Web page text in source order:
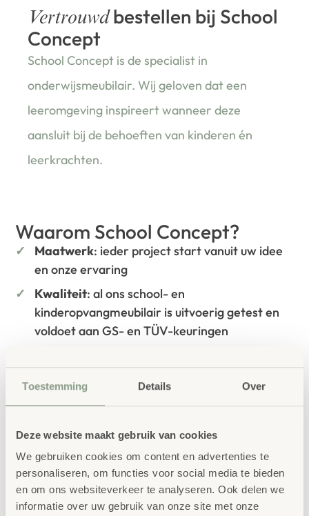
Toestemming Details Over
Deze website maakt gebruik van cookies
We gebruiken cookies om content en advertenties te
personaliseren, om functies voor social media te bieden
en om ons websiteverkeer te analyseren. Ook delen we
informatie over uw gebruik van onze site met onze
Vertrouwdbestellen bij School
Concept
School Concept is de specialist in
onderwijsmeubilair. Wij geloven dat een
leeromgeving inspireert wanneer deze
aansluit bij de behoeften van kinderen én
leerkrachten.
Waarom School Concept?
Maatwerk: ieder project start vanuit uw idee
en onze ervaring
Kwaliteit: al ons school- en
kinderopvangmeubilair is uitvoerig getest en
voldoet aan GS- en TÜV-keuringen
producten, waaronder onzeOneWood-lijnvan
100% FSC
-gecertificeerd Scandinavisch hout.
Daarnaast zelfs voorzien van het
milieukeurmerk
EU-Ecolabel .
Extra informatie
SKU 36367